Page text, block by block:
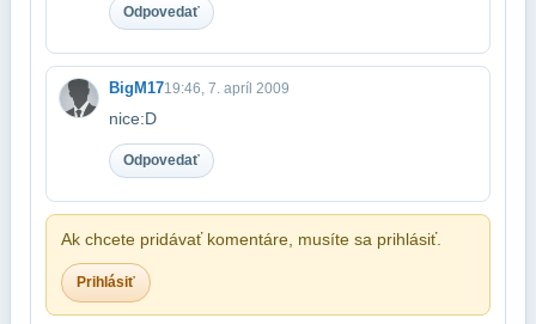
Odpovedať
BigM1719:46, 7. apríl 2009
nice:D
Odpovedať
Ak chcete pridávať komentáre, musíte sa prihlásiť.
Prihlásiť